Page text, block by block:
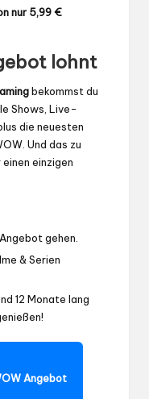
nur 5,99 €
lohnt
bekommst du
Shows, Live-
die neuesten
Und das zu
einzigen
gehen.
& Serien
12 Monate lang
Angebot